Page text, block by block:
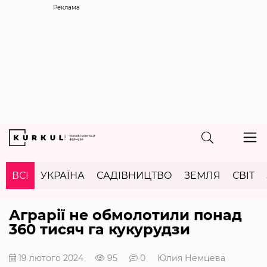
Реклама
ВСІ УКРАЇНА САДІВНИЦТВО ЗЕМЛЯ СВІТ
Аграрії не обмолотили понад
360 тисяч га кукурудзи
19 лютого 2024 95 0 Юлия Немцева